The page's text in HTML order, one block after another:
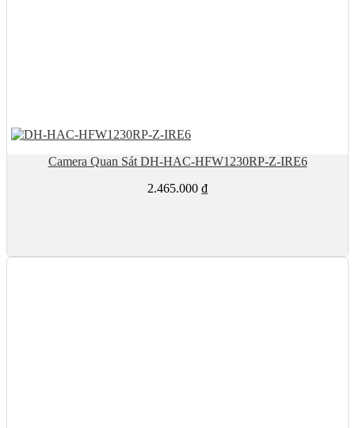
Camera Quan Sát DH-HAC-HFW1230RP-Z-IRE6
2.465.000 ₫